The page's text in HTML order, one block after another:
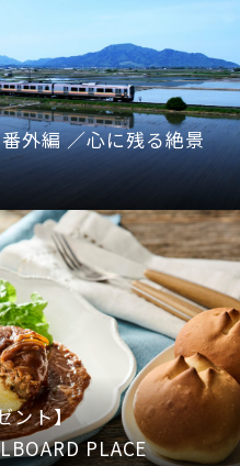
外編 ／心に残る絶景
ント】
PLACE